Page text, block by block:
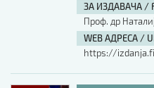
ЗА ИЗДАВАЧА /
Проф. др
WEB АДРЕСА /
https://